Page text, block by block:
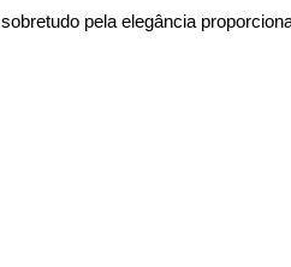
pela elegância